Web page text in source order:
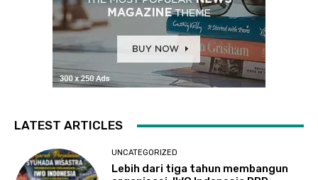
LATEST ARTICLES
UNCATEGORIZED
Lebih dari tiga tahun membangun